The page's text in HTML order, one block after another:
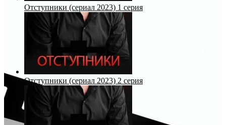
Отступники (сериал 2023) 1 серия
Отступники (сериал 2023) 2 серия